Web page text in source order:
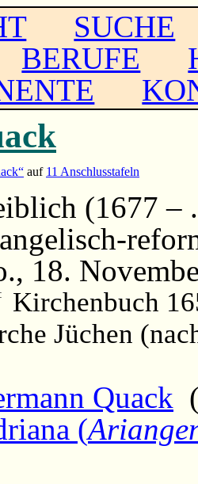
SUCHE
BERUFE
auf 11 Anschlusstafeln
(1677 –
18.
Kirchenbuch
Jüchen
Quack
(